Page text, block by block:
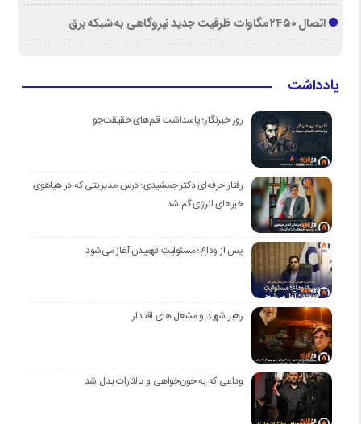
اتصال ۲۴۵۰ مگاوات ظرفیت جدید نیروگاهی به شبکه برق
یادداشت
روز خبرنگار؛ پاسداشت قلم‌های حقیقت‌جو
رفتار حرفه‌ای دکتر جمشیدی؛ درس مدیریتی که در هیاهوی
خبرهای انرژی گم شد
پس از وداع؛ مسئولیتِ فهمیدن آغاز می‌شود
رهبر شهید و مشعل های اقتدار
وداعی که به خون‌خواهی و یالثارات بدل شد